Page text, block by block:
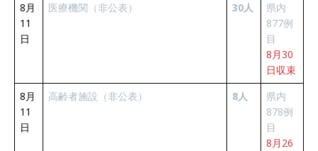
8月
11
日
医療機関（非公表） 30人
県内
877例
目
8月30
日収束
8月
11
日
高齢者施設（非公表） 8人
県内
878例
目
8月26